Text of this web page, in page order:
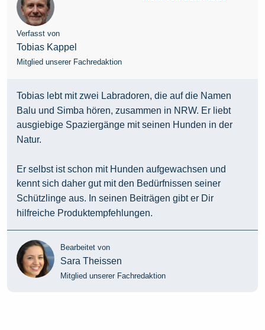
Verfasst von
Tobias Kappel
Mitglied unserer Fachredaktion
Tobias lebt mit zwei Labradoren, die auf die Namen
Balu und Simba hören, zusammen in NRW. Er liebt
ausgiebige Spaziergänge mit seinen Hunden in der
Natur.
Er selbst ist schon mit Hunden aufgewachsen und
kennt sich daher gut mit den Bedürfnissen seiner
Schützlinge aus. In seinen Beiträgen gibt er Dir
hilfreiche Produktempfehlungen.
Bearbeitet von
Sara Theissen
Mitglied unserer Fachredaktion